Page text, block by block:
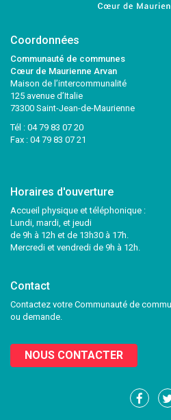
Coordonnées
Communauté de communes
Cœur de Maurienne Arvan
Maison de l’intercommunalité
125 avenue d’Italie
73300 Saint-Jean-de-Maurienne
Tél : 04 79 83 07 20
Fax : 04 79 83 07 21
Horaires d'ouverture
Accueil physique et téléphonique :
Lundi, mardi, et jeudi
de 9h à 12h et de 13h30 à 17h.
Mercredi et vendredi de 9h à 12h.
Contact
Contactez votre Communauté de
ou demande.
NOUS CONTACTER
Lien